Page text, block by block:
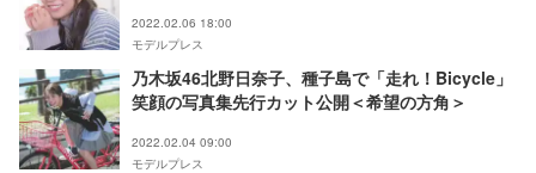
角」＞
2022.02.06 18:00
モデルプレス
乃木坂46北野日奈子、種子島で「走れ！Bicycle」
笑顔の写真集先行カット公開＜希望の方角＞
2022.02.04 09:00
モデルプレス